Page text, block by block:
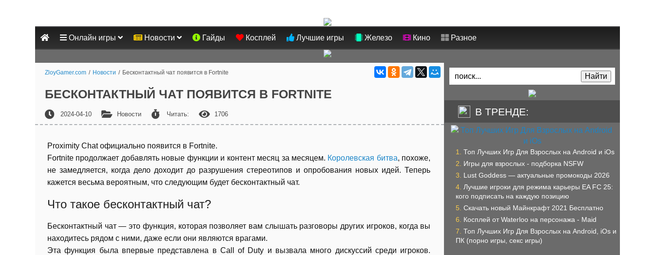
Онлайн игры Новости Гайды Косплей Лучшие игры Железо Кино Разное
ZloyGamer.com / Новости / Бесконтактный чат появится в Fortnite
БЕСКОНТАКТНЫЙ ЧАТ ПОЯВИТСЯ В FORTNITE
2024-04-10 Новости Читать: 1706
Proximity Chat официально появится в Fortnite.
Fortnite продолжает добавлять новые функции и контент месяц за месяцем. Королевская битва, похоже,
не замедляется, когда дело доходит до разрушения стереотипов и опробования новых идей. Теперь
кажется весьма вероятным, что следующим будет бесконтактный чат.
Что такое бесконтактный чат?
Бесконтактный чат — это функция, которая позволяет вам слышать разговоры других игроков, когда вы
находитесь рядом с ними, даже если они являются врагами.
Эта функция была впервые представлена в Call of Duty и вызвала много дискуссий среди игроков.
В ТРЕНДЕ:
Топ Лучших Игр Для Взрослых на Android и iOs
Игры для взрослых - подборка NSFW
Lust Goddess — актуальные промокоды 2026
Лучшие игроки для режима карьеры EA FC 25:
кого подписать на каждую позицию
Скачать новый Майнкрафт 2021 Бесплатно
Косплей от Waterloo на персонажа - Maid
Топ Лучших Игр Для Взрослых на Android, iOs и
ПК (порно игры, секс игры)